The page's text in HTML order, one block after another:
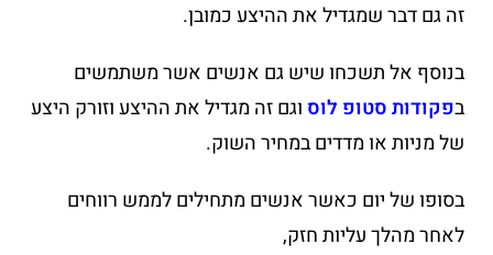
זה גם דבר שמגדיל את ההיצע כמובן.
בנוסף אל תשכחו שיש גם אנשים אשר משתמשים
בפקודות סטופ לוסוגם זה מגדיל את ההיצע וזורק היצע
של מניות או מדדים במחיר השוק.
בסופו של יום כאשר אנשים מתחילים לממש רווחים
לאחר מהלך עליות חזק,